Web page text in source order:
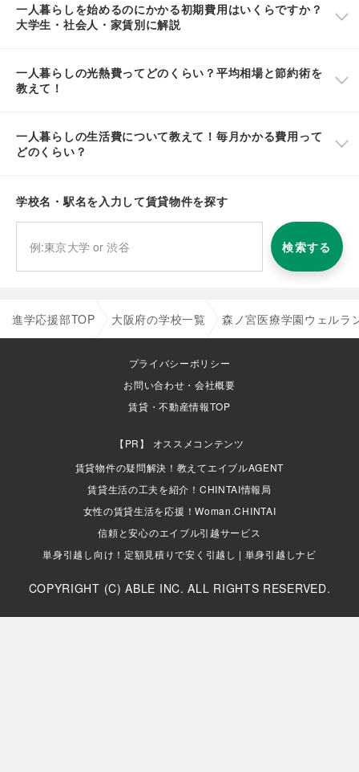
一人暮らしを始めるのにかかる初期費用はいくらですか？
大学生・社会人・家賃別に解説
一人暮らしの光熱費ってどのくらい？平均相場と節約術を
教えて！
一人暮らしの生活費について教えて！毎月かかる費用って
どのくらい？
学校名・駅名を入力して賃貸物件を探す
検索する
進学応援部TOP 大阪府の学校一覧 森ノ宮医療学園ウェルラ
プライバシーポリシー
お問い合わせ・会社概要
賃貸・不動産情報TOP
オススメコンテンツ
賃貸物件の疑問解決！教えてエイブルAGENT
賃貸生活の工夫を紹介！CHINTAI情報局
女性の賃貸生活を応援！Woman.CHINTAI
信頼と安心のエイブル引越サービス
単身引越し向け！定額見積りで安く引越し | 単身引越しナビ
COPYRIGHT (C) ABLE INC. ALL RIGHTS RESERVED.